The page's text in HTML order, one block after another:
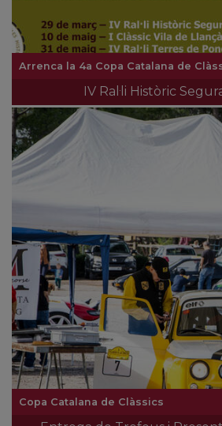
Arrenca la 4a Copa Catalana de
IV Ral·li Històric
Copa Catalana de Clàssics